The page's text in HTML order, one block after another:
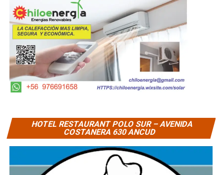
HOTEL RESTAURANT POLO SUR – AVENIDA
COSTANERA 630 ANCUD